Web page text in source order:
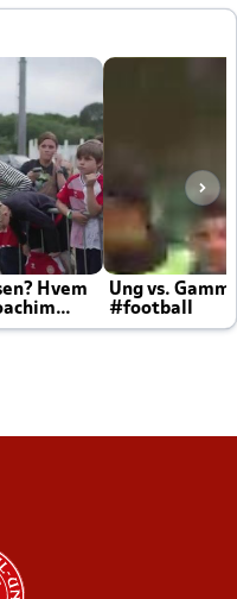
Hvem
Ung vs.
#football